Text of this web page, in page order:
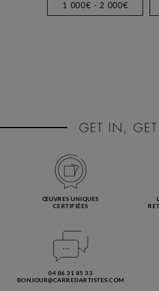
1 000€ - 2 000€
ŒUVRES UNIQUES
CERTIFIÉES
04 86 31 85 33
BONJOUR@CARREDARTISTES.COM